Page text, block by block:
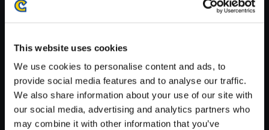
This website uses cookies
We use cookies to personalise content and ads, to
provide social media features and to analyse our traffic.
We also share information about your use of our site with
our social media, advertising and analytics partners who
may combine it with other information that you’ve
※ご購入いただいたファイルのダウンロードの際には、通信環境
【単曲】バイオハザード RE:2
オリジナル・サウンドトラック